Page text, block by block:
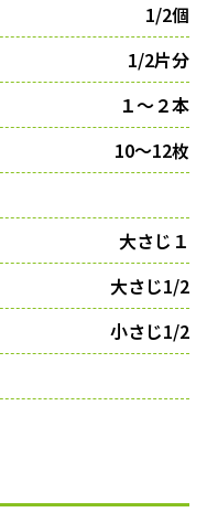
1/2個
1/2片分
１〜２本
10〜12枚
大さじ１
大さじ1/2
小さじ1/2